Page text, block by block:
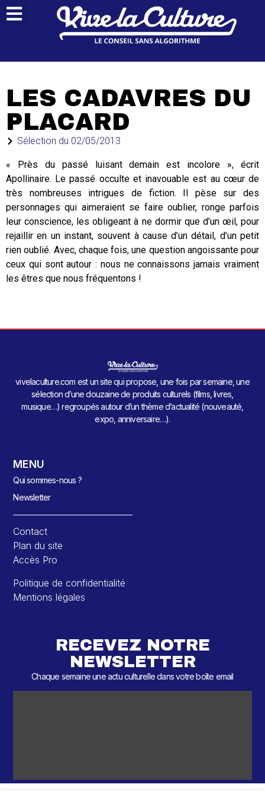
LES CADAVRES DU
PLACARD
Sélection du 02/05/2013
« Près du passé luisant demain est incolore », écrit
Apollinaire. Le passé occulte et inavouable est au cœur de
très nombreuses intrigues de fiction. Il pèse sur des
personnages qui aimeraient se faire oublier, ronge parfois
leur conscience, les obligeant à ne dormir que d’un œil, pour
rejaillir en un instant, souvent à cause d’un détail, d’un petit
rien oublié. Avec, chaque fois, une question angoissante pour
ceux qui sont autour : nous ne connaissons jamais vraiment
les êtres que nous fréquentons !
vivelaculture.com est un site qui propose, une fois par semaine, une
sélection d’une douzaine de produits culturels (films, livres,
musique…) regroupés autour d’un thème d’actualité (nouveauté,
expo, anniversaire…).
MENU
Qui sommes-nous ?
Newsletter
Contact
Plan du site
Accès Pro
Politique de confidentialité
Mentions légales
RECEVEZ NOTRE
NEWSLETTER
Chaque semaine une actu culturelle dans votre boîte email